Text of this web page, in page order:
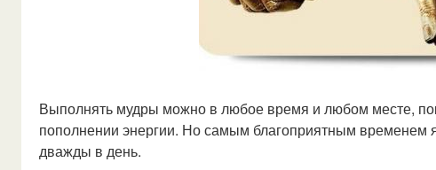
Выполнять мудры можно в любое время и любом месте,
пополнении энергии. Но самым благоприятным временем
дважды в день.